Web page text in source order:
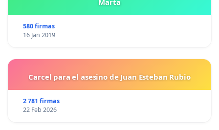
Marta
580 firmas
16 Jan 2019
Carcel para el asesino de Juan Esteban Rubio
2 781 firmas
22 Feb 2026